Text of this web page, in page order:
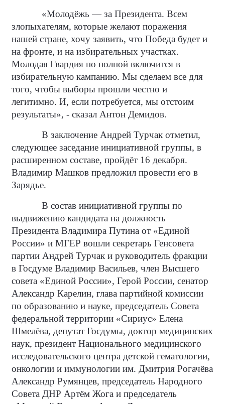
«Молодёжь — за Президента. Всем
злопыхателям, которые желают поражения
нашей стране, хочу заявить, что Победа будет и
на фронте, и на избирательных участках.
Молодая Гвардия по полной включится в
избирательную кампанию. Мы сделаем все для
того, чтобы выборы прошли честно и
легитимно. И, если потребуется, мы отстоим
результаты», - сказал Антон Демидов.
В заключение Андрей Турчак отметил,
следующее заседание инициативной группы, в
расширенном составе, пройдёт 16 декабря.
Владимир Машков предложил провести его в
Зарядье.
В состав инициативной группы по
выдвижению кандидата на должность
Президента Владимира Путина от «Единой
России» и МГЕР вошли секретарь Генсовета
партии Андрей Турчак и руководитель фракции
в Госдуме Владимир Васильев, член Высшего
совета «Единой России», Герой России, сенатор
Александр Карелин, глава партийной комиссии
по образованию и науке, председатель Совета
федеральной территории «Сириус» Елена
Шмелёва, депутат Госдумы, доктор медицинских
наук, президент Национального медицинского
исследовательского центра детской гематологии,
онкологии и иммунологии им. Дмитрия Рогачёва
Александр Румянцев, председатель Народного
Совета ДНР Артём Жога и председатель